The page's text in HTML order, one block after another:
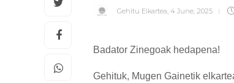
Gehitu Elkartea, 4 June, 2025
Badator Zinegoak hedapena!
Gehituk, Mugen Gainetik